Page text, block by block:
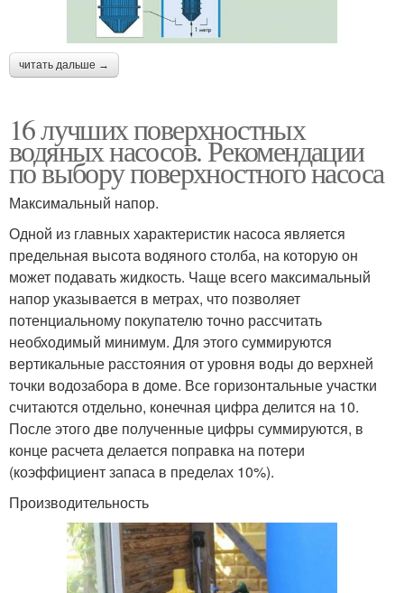
читать дальше →
16 лучших поверхностных
водяных насосов. Рекомендации
по выбору поверхностного насоса
Максимальный напор.
Одной из главных характеристик насоса является
предельная высота водяного столба, на которую он
может подавать жидкость. Чаще всего максимальный
напор указывается в метрах, что позволяет
потенциальному покупателю точно рассчитать
необходимый минимум. Для этого суммируются
вертикальные расстояния от уровня воды до верхней
точки водозабора в доме. Все горизонтальные участки
считаются отдельно, конечная цифра делится на 10.
После этого две полученные цифры суммируются, в
конце расчета делается поправка на потери
(коэффициент запаса в пределах 10%).
Производительность